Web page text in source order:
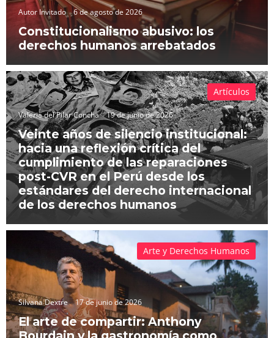
Autor Invitado 6 de agosto de 2026
Constitucionalismo abusivo: los
derechos humanos arrebatados
Valeria del Pilar Concha 19 de junio de 2026
Veinte años de silencio institucional:
hacia una reflexión crítica del
cumplimiento de las reparaciones
post-CVR en el Perú desde los
estándares del derecho internacional
de los derechos humanos
Artículos
Silvana Dextre 17 de junio de 2026
El arte de compartir: Anthony
Arte y Derechos Humanos